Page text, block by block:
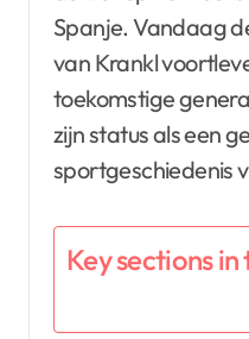
Spanje. Vandaag
van Krankl
toekomstige
zijn status als een
sportgeschiedenis
Key sections